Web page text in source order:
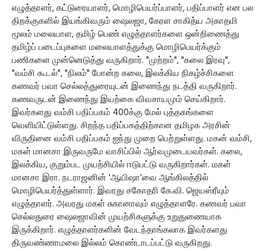
எழுத்தாளர், கட்டுரையாளர், மொழிபெயர்ப்பாளர், பதிப்பாளர் என பல
திறக்குகளில் இயங்கிவரும் ஷைலஜா, கேரள சாகித்ய அகாதமி
மூலம் மலையாள, தமிழ் பெண் எழுத்தாளர்களை ஒன்றிணைத்து
தமிழ்ப் படைப்புகளை மலையாளத்துக்கு மொழிபெயர்க்கும்
பணிகளை முன்னெடுத்து வருகிறார். "முற்றம்", "கலை இரவு",
"வம்சி கூடல்", "நிலம்" போன்ற கலை, இலக்கிய நிகழ்ச்சிகளை
கணவர் பவா செல்லத்துரையுடன் இணைந்து நடத்தி வருகிறார்.
கணவருடன் இணைந்து இயற்கை விவசாயமும் செய்கிறார்.
இவர்களது வம்சி பதிப்பகம் 400க்கு மேல் புத்தகங்களை
வெளியிட்டுள்ளது. சிறந்த பதிப்பகத்திற்கான தமிழக அரசின்
விருதினை வம்சி பதிப்பகம் ஐந்து முறை பெற்றுள்ளது. மகன் வம்சி,
மகள் மானசா இருவருமே வாசிப்பில் ஆர்வமுடையவர்கள். கலை,
இலக்கிய, குறும்பட முயற்சியில் ஈடுபட்டு வருகிறார்கள். மகள்
மானசா இரா. நடராஜனின் 'ஆயிஷா'வை ஆங்கிலத்தில்
மொழிபெயர்த்துள்ளார். இவரது சகோதரி கே.வி. ஜெயஸ்ரீயும்
எழுத்தாளர். அவரது மகள் சுகானாவும் எழுத்தாளரே. கணவர் பவா
செல்லதுரை ஷைலஜாவின் முயற்சிகளுக்கு உறுதுணையாக
இருக்கிறார். எழுத்தாளர்களின் வேடந்தாங்கலாக இவர்களது
திருவண்ணாமலை இல்லம் கொண்டாடப்பட்டு வருகிறது.